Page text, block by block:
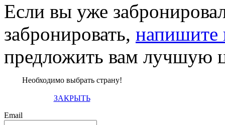
Если вы уже
забронировать, напишите
предложить вам лучшую
Необходимо выбрать страну!
ЗАКРЫТЬ
Email